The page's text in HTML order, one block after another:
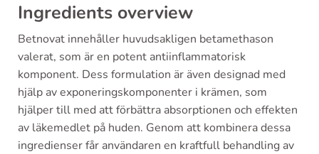
Ingredients overview
Betnovat innehåller huvudsakligen betamethason
valerat, som är en potent antiinflammatorisk
komponent. Dess formulation är även designad med
hjälp av exponeringskomponenter i krämen, som
hjälper till med att förbättra absorptionen och effekten
av läkemedlet på huden. Genom att kombinera dessa
ingredienser får användaren en kraftfull behandling av